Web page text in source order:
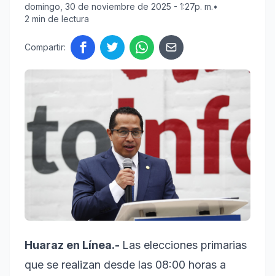
domingo, 30 de noviembre de 2025 - 1:27p. m.•
2 min de lectura
Compartir:
Huaraz en Línea.- Las elecciones primarias
que se realizan desde las 08:00 horas a